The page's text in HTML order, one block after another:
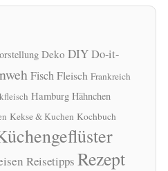
Deko DIYDo-it-
FischFleisch Frankreich
Hamburg Hähnchen
Kekse & Kuchen Kochbuch
Reisetipps Rezept